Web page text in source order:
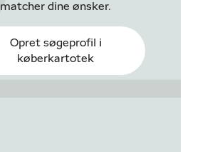
matcher dine ønsker.
Opret søgeprofil i
køberkartotek